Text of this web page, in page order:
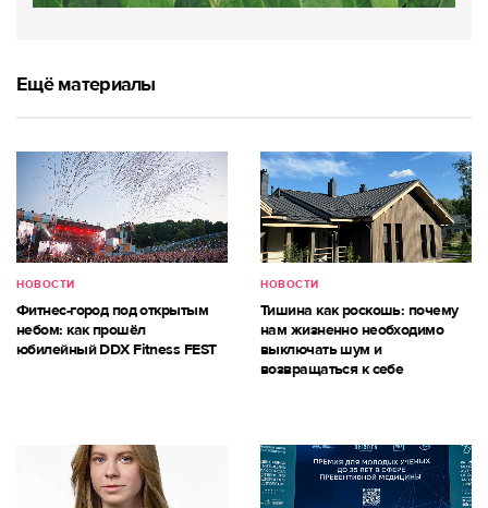
Ещё материалы
НОВОСТИ
Фитнес-город под открытым
небом: как прошёл
юбилейный DDX Fitness FEST
НОВОСТИ
Тишина как роскошь: почему
нам жизненно необходимо
выключать шум и
возвращаться к себе